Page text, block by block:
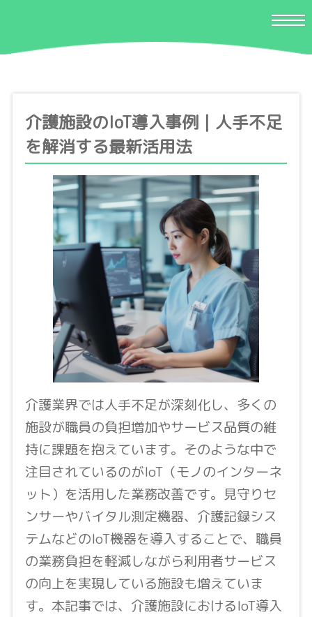
介護施設のIoT導入事例｜人手不足
を解消する最新活用法
介護業界では人手不足が深刻化し、多くの
施設が職員の負担増加やサービス品質の維
持に課題を抱えています。そのような中で
注目されているのがIoT（モノのインターネ
ット）を活用した業務改善です。見守りセ
ンサーやバイタル測定機器、介護記録シス
テムなどのIoT機器を導入することで、職員
の業務負担を軽減しながら利用者サービス
の向上を実現している施設も増えていま
す。本記事では、介護施設におけるIoT導入